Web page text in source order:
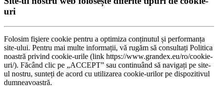
uri
Folosim fişiere cookie pentru a optimiza conținutul și performanța
site-ului. Pentru mai multe informații, vă rugăm să consultați Politica
noastră privind cookie-urile (link https://www.grandex.eu/ro/cookie-
uri/). Făcând clic pe „ACCEPT” sau continuând să navigați pe site-
ul nostru, sunteți de acord cu utilizarea cookie-urilor pe dispozitivul
dumneavoastră.